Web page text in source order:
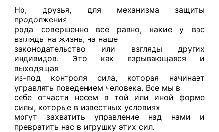
Но, друзья, для механизма защиты
продолжения
рода совершенно все равно, какие у вас
взгляды на жизнь, на наше
законодательство или взгляды других
индивидов. Это как взрывающаяся и
выходящая
из-под контроля сила, которая начинает
управлять поведением человека. Все мы в
себе отчасти несем в той или иной форме
силы, которые в известных условиях
могут захватить управление над нами и
превратить нас в игрушку этих сил.